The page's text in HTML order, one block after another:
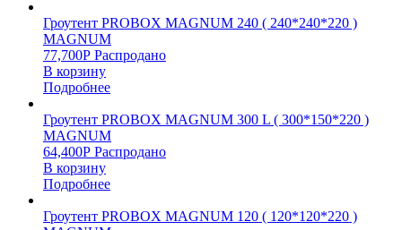
Гроутент PROBOX MAGNUM 240 ( 240*240*220 )
MAGNUM
77,700Р Распродано
В корзину
Подробнее
Гроутент PROBOX MAGNUM 300 L ( 300*150*220 )
MAGNUM
64,400Р Распродано
В корзину
Подробнее
Гроутент PROBOX MAGNUM 120 ( 120*120*220 )